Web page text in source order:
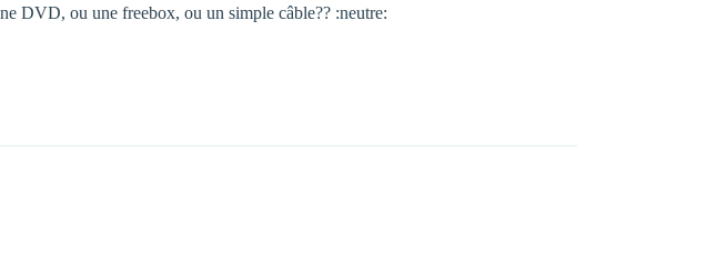
DVD, ou une freebox, ou un simple câble?? :neutre: